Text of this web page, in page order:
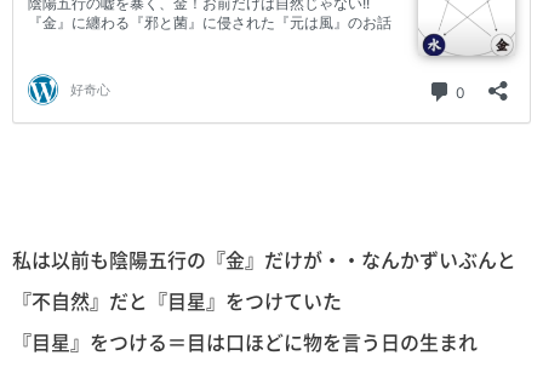
私は以前も陰陽五行の『金』だけが・・なんかずいぶんと
『不自然』だと『目星』をつけていた
『目星』をつける＝目は口ほどに物を言う日の生まれ